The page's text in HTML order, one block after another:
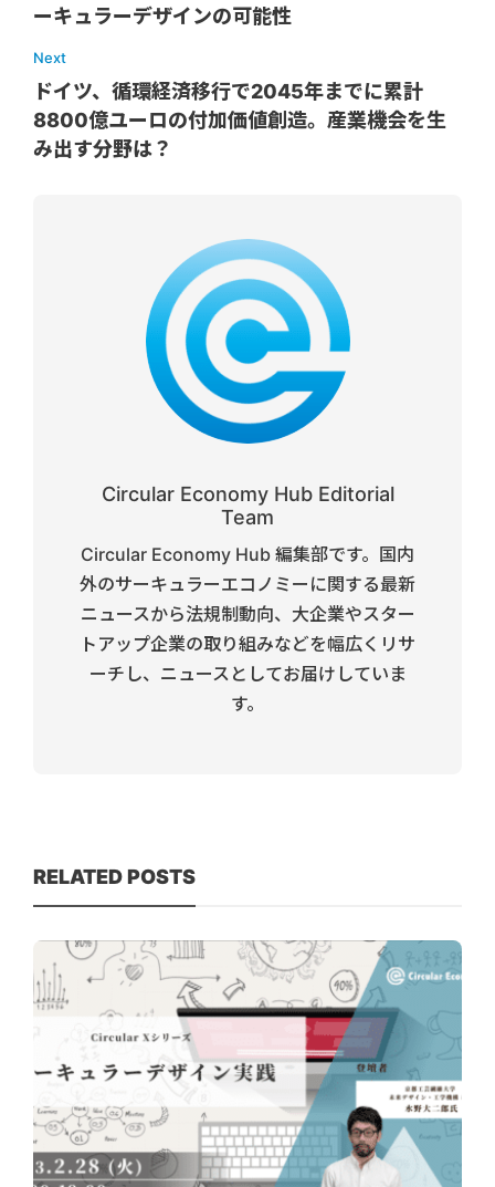
ーキュラーデザインの可能性
Next
ドイツ、循環経済移行で2045年までに累計
8800億ユーロの付加価値創造。産業機会を生
み出す分野は？
Circular Economy Hub Editorial
Team
Circular Economy Hub 編集部です。国内
外のサーキュラーエコノミーに関する最新
ニュースから法規制動向、大企業やスター
トアップ企業の取り組みなどを幅広くリサ
ーチし、ニュースとしてお届けしていま
す。
RELATED POSTS